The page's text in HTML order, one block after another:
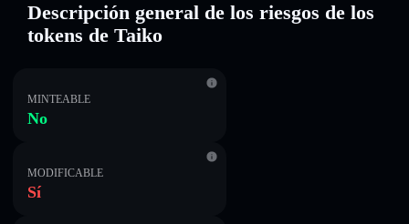
Descripción general de los riesgos de los
tokens de Taiko
MINTEABLE
No
MODIFICABLE
Sí